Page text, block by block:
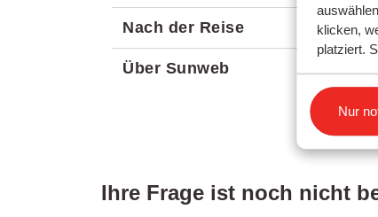
klicken,
platziert.
Nur
Nach der Reise
Über Sunweb
Ihre Frage ist noch nicht